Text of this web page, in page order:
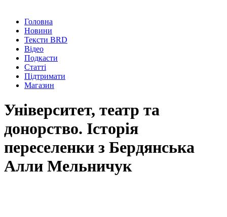
Головна
Новини
Тексти BRD
Відео
Подкасти
Статті
Підтримати
Магазин
Університет, театр та
донорство. Історія
переселенки з Бердянська
Алли Мельничук